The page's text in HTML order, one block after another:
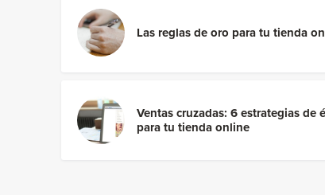
Las reglas de oro para tu tienda
Ventas cruzadas: 6 estrategias de
para tu tienda online